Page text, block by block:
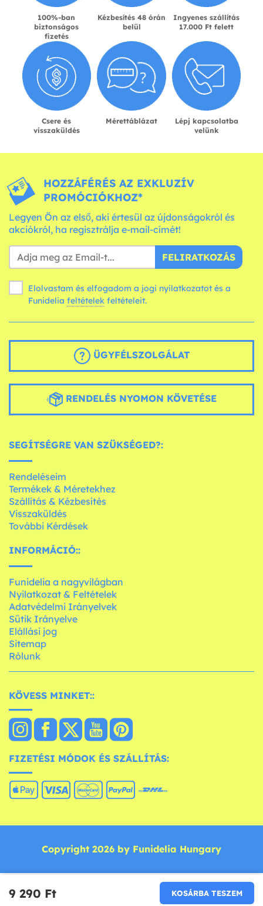
9 290 Ft‎ KOSÁRBA TESZEM
100%-ban
biztonságos
fizetés
Kézbesítés 48 órán
belül
Ingyenes szállítás
17.000 Ft felett
Csere és
visszaküldés
Mérettáblázat
Lépj kapcsolatba
velünk
HOZZÁFÉRÉS AZ EXKLUZÍV
PROMÓCIÓKHOZ*
Legyen Ön az első, aki értesül az újdonságokról és
akciókról, ha regisztrálja e-mail-címét!
FELIRATKOZÁS
Elolvastam és elfogadom a jogi nyilatkozatot és a
Funidelia feltételek feltételeit.
ÜGYFÉLSZOLGÁLAT
RENDELÉS NYOMON KÖVETÉSE
SEGÍTSÉGRE VAN SZÜKSÉGED?:
Rendeléseim
Termékek & Méretekhez
Szállítás & Kézbesítés
Visszaküldés
További Kérdések
INFORMÁCIÓ::
Funidelia a nagyvilágban
Nyilatkozat & Feltételek
Adatvédelmi Irányelvek
Sütik Irányelve
Elállási jog
Sitemap
Rólunk
KÖVESS MINKET::
FIZETÉSI MÓDOK ÉS SZÁLLÍTÁS:
Copyright 2026 by Funidelia Hungary